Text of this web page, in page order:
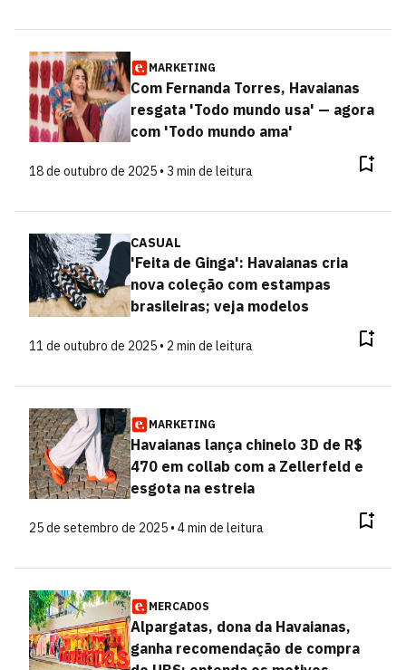
MARKETING
Com Fernanda Torres, Havaianas
resgata 'Todo mundo usa' — agora
com 'Todo mundo ama'
18 de outubro de 2025 • 3 min de leitura
CASUAL
'Feita de Ginga': Havaianas cria
nova coleção com estampas
brasileiras; veja modelos
11 de outubro de 2025 • 2 min de leitura
MARKETING
Havaianas lança chinelo 3D de R$
470 em collab com a Zellerfeld e
esgota na estreia
25 de setembro de 2025 • 4 min de leitura
MERCADOS
Alpargatas, dona da Havaianas,
ganha recomendação de compra